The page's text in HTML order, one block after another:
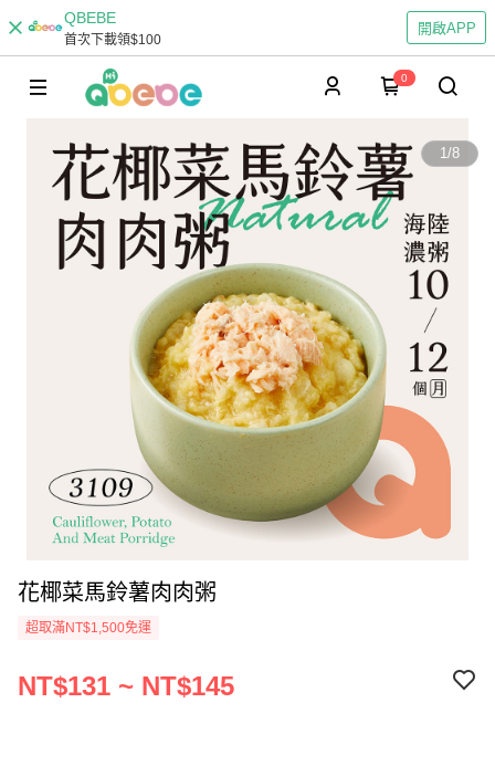
QBEBE
首次下載領$100
開啟APP
0
1/8
花椰菜馬鈴薯肉肉粥
超取滿NT$1,500免運
NT$131 ~ NT$145